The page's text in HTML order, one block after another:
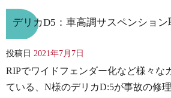
デリカD5：車高調サスペンション
投稿日 2021年7月7日
RIPでワイドフェンダー化など様々な
ている、N様のデリカD:5が事故の修理